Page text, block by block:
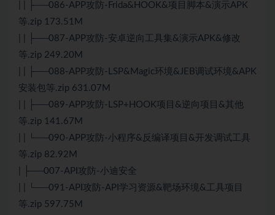
| | ├──086-APP攻防-Frida&HOOK&项目脚本&演示APK
等.zip 173.51M
| | ├──087-APP攻防-安卓逆向工具集&演示APK&修改
等.zip 249.20M
| | ├──088-APP攻防-LSP&Magic环境&JEB调试环境&APK
安装包等.zip 631.07M
| | ├──089-APP攻防-LSP+HOOK项目&逆向项目&其他
等.zip 141.67M
| | └──090-APP攻防-小程序&反编译项目&开发调试工具
等.zip 82.92M
| ├──007-API攻防-小迪安全
| | └──091-API攻防-API学习资源&靶场环境&工具项目
等.zip 597.75M